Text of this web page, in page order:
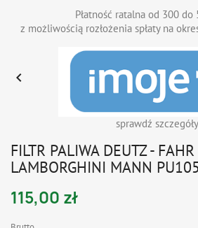
Płatność ratalna od 300 do
z możliwością rozłożenia spłaty na
sprawdź szczegóły

FILTR PALIWA DEUTZ -
LAMBORGHINI MANN
115,00 zł